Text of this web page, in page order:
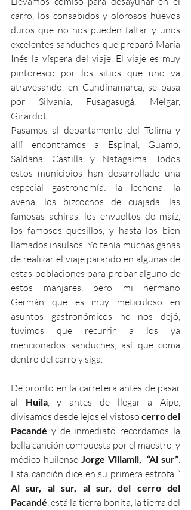
carro, los consabidos y olorosos huevos
duros que no nos pueden faltar y unos
excelentes sanduches que preparó María
Inés la víspera del viaje. El viaje es muy
pintoresco por los sitios que uno va
atravesando, en Cundinamarca, se pasa
por Silvania, Fusagasugá, Melgar,
Girardot.
Pasamos al departamento del Tolima y
allí encontramos a Espinal, Guamo,
Saldaña, Castilla y Natagaima. Todos
estos municipios han desarrollado una
especial gastronomía: la lechona, la
avena, los bizcochos de cuajada, las
famosas achiras, los envueltos de maíz,
los famosos quesillos, y hasta los bien
llamados insulsos. Yo tenía muchas ganas
de realizar el viaje parando en algunas de
estas poblaciones para probar alguno de
estos manjares, pero mi hermano
Germán que es muy meticuloso en
asuntos gastronómicos no nos dejó,
tuvimos que recurrir a los ya
mencionados sanduches, así que coma
dentro del carro y siga.
De pronto en la carretera antes de pasar
al Huila, y antes de llegar a Aipe,
divisamos desde lejos el vistoso cerro del
Pacandé y de inmediato recordamos la
bella canción compuesta por el maestro  y
médico huilense Jorge Villamil,  “Al sur”.
Al sur, al sur, al sur, del cerro del
Pacandé, está la tierra bonita, la tierra del